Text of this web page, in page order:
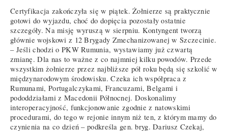
Certyfikacja zakończyła się w piątek. Żołnierze są praktycznie
gotowi do wyjazdu, choć do dopięcia pozostały ostatnie
szczegóły. Na misję wyruszą w sierpniu. Kontyngent tworzą
głównie wojskowi z 12 Brygady Zmechanizowanej w Szczecinie.
– Jeśli chodzi o PKW Rumunia, wystawiamy już czwartą
zmianę. Dla nas to ważne z co najmniej kilku powodów. Przede
wszystkim żołnierze przez najbliższe pół roku będą się szkolić w
międzynarodowym środowisku. Czeka ich współpraca z
Rumunami, Portugalczykami, Francuzami, Belgami i
pododdziałami z Macedonii Północnej. Doskonalimy
interoperacyjność, funkcjonowanie zgodnie z natowskimi
procedurami, do tego w rejonie innym niż ten, z którym mamy do
czynienia na co dzień – podkreśla gen. bryg. Dariusz Czekaj,